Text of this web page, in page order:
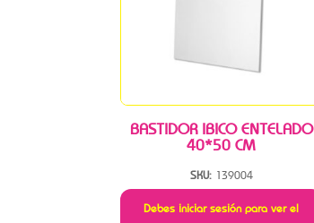
BASTIDOR IBICO ENTELADO
40*50 CM
SKU: 139004
Debes iniciar sesión para ver el